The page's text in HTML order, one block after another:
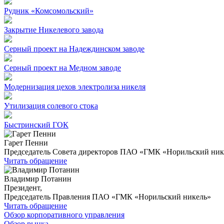
Рудник «Комсомольский»
Закрытие Никелевого завода
Серный проект на Надеждинском заводе
Серный проект на Медном заводе
Модернизация цехов электролиза никеля
Утилизация солевого стока
Быстринский ГОК
Гарет Пенни
Председатель Совета директоров ПАО «ГМК «Норильский
Читать обращение
Владимир Потанин
Президент,
Председатель Правления ПАО «ГМК «Норильский никель»
Читать обращение
Обзор корпоративного управления